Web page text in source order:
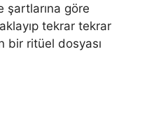
şartlarına göre
tekrar tekrar
bir ritüel dosyası